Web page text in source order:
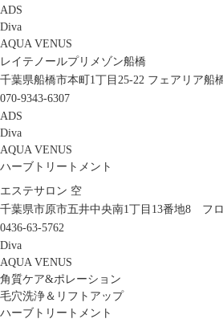
ADS
Diva
AQUA VENUS
レイテノールプリメゾン船橋
千葉県船橋市本町1丁目25-22 フェアリア船
070-9343-6307
ADS
Diva
AQUA VENUS
ハーブトリートメント
エステサロン 空
千葉県市原市五井中央南1丁目13番地8 フ
0436-63-5762
Diva
AQUA VENUS
角質ケア&ポレーション
毛穴洗浄＆リフトアップ
ハーブトリートメント